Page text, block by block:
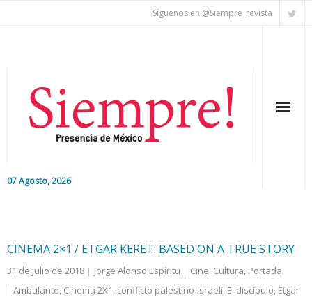
Síguenos en @Siempre_revista
07 Agosto, 2026
Nacional
CINEMA 2×1 / ETGAR KERET: BASED ON A TRUE STORY
31 de julio de 2018 Jorge Alonso Espíritu Cine, Cultura, Portada
Ambulante, Cinema 2X1, conflicto palestino-israelí, El discípulo, Etgar